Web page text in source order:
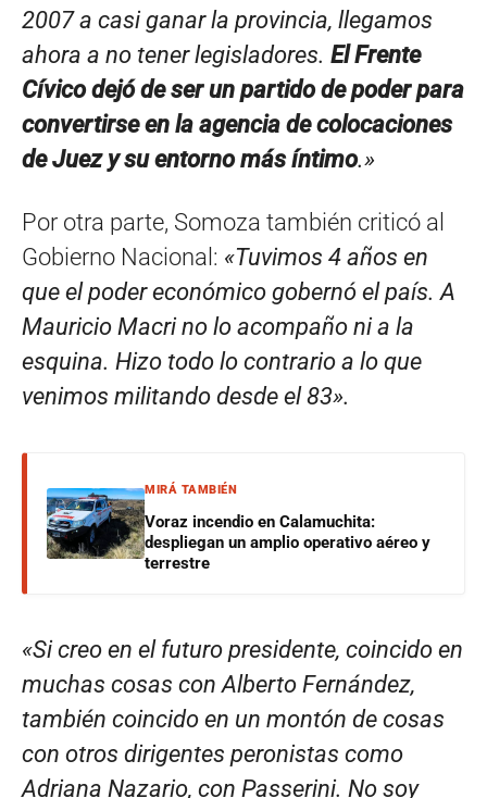
2007 a casi ganar la provincia, llegamos
ahora a no tener legisladores. El Frente
Cívico dejó de ser un partido de poder para
convertirse en la agencia de colocaciones
de Juez y su entorno más íntimo.»
Por otra parte, Somoza también criticó al
Gobierno Nacional: «Tuvimos 4 años en
que el poder económico gobernó el país. A
Mauricio Macri no lo acompaño ni a la
esquina. Hizo todo lo contrario a lo que
venimos militando desde el 83».
MIRÁ TAMBIÉN
Voraz incendio en Calamuchita:
despliegan un amplio operativo aéreo y
terrestre
«Si creo en el futuro presidente, coincido en
muchas cosas con Alberto Fernández,
también coincido en un montón de cosas
con otros dirigentes peronistas como
Adriana Nazario, con Passerini. No soy